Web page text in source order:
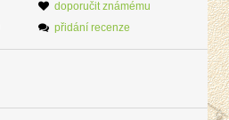
doporučit známému
přidání recenze